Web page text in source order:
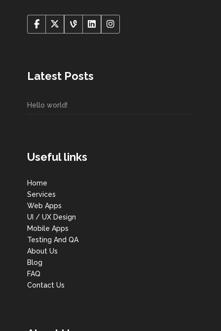
Latest Posts
Hello world!
Useful links
Home
Services
Web Apps
UI / UX Design
Mobile Apps
Testing And QA
About Us
Blog
FAQ
Contact Us